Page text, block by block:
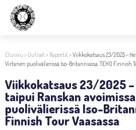
Etusivu > Uutiset> Raportit>Viikkokatsaus 23/2025 –
Virtanen puolivälierissä Iso-Britanniassa, TEHO Finnish
Viikkokatsaus 23/2025
taipui Ranskan
puolivälierissä Iso-
Finnish Tour Vaasassa